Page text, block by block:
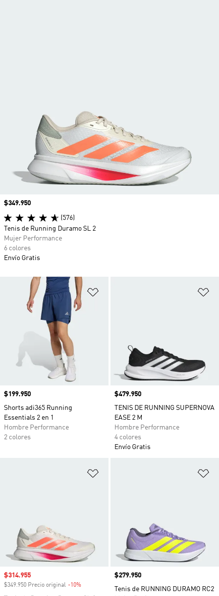
Precio
$199.950
Shorts adi365 Running
Essentials 2 en 1
Hombre Performance
2 colores
Precio
$479.950
TENIS DE RUNNING SUPERNOVA
EASE 2 M
Hombre Performance
4 colores
Envío Gratis
Precio de venta
$314.955
$349.950 Precio original -10%
Precio
$279.950
Tenis de RUNNING DURAMO RC2
Precio
$349.950
(576)
Tenis de Running Duramo SL 2
Mujer Performance
6 colores
Envío Gratis